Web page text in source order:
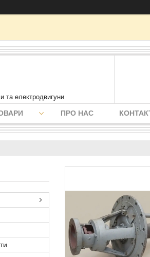
та електродвигуни
ПРО НАС